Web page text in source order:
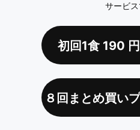
サービス
初回1食190
８回まとめ買い